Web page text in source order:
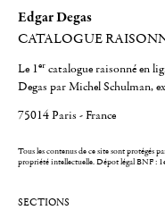
Edgar Degas
CATALOGUE
Le 1er catalogue raisonné en
Degas par Michel Schulman,
75014 Paris - France
Tous les contenus de ce site sont protégés
propriété intellectuelle.Dépot légal BNF :
SECTIONS